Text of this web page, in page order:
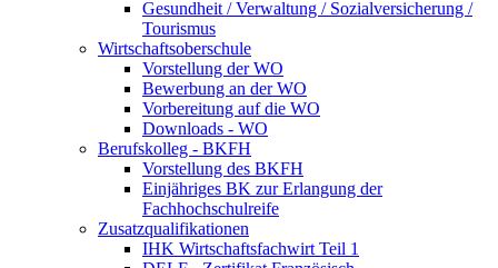
Gesundheit / Verwaltung / Sozialversicherung /
Tourismus
Wirtschaftsoberschule
Vorstellung der WO
Bewerbung an der WO
Vorbereitung auf die WO
Downloads - WO
Berufskolleg - BKFH
Vorstellung des BKFH
Einjähriges BK zur Erlangung der
Fachhochschulreife
Zusatzqualifikationen
IHK Wirtschaftsfachwirt Teil 1